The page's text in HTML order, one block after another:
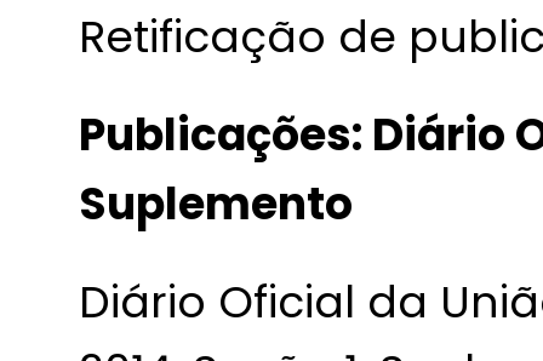
Retificação de
Publicações: Diário
Suplemento
Diário Oficial da